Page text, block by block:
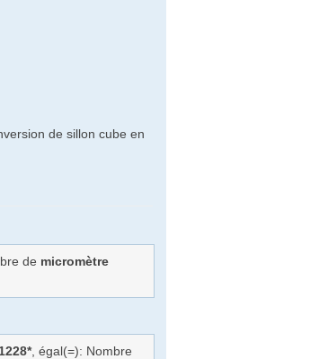
de sillon cube en
de micromètre
, égal(=): Nombre